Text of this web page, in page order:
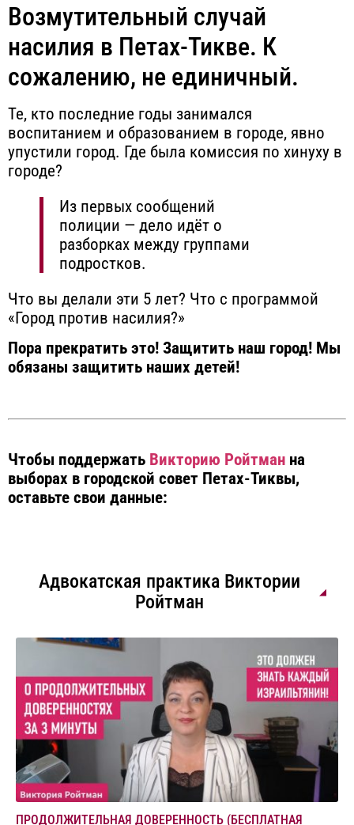
Возмутительный случай
насилия в Петах-Тикве. К
сожалению, не единичный.
Те, кто последние годы занимался
воспитанием и образованием в городе, явно
упустили город. Где была комиссия по хинуху в
городе?
Из первых сообщений
полиции — дело идёт о
разборках между группами
подростков.
Что вы делали эти 5 лет? Что с программой
«Город против насилия?»
Пора прекратить это! Защитить наш город! Мы
обязаны защитить наших детей!
Чтобы поддержать Викторию Ройтман на
выборах в городской совет Петах-Тиквы,
оставьте свои данные:
Адвокатская практика Виктории
Ройтман
ПРОДОЛЖИТЕЛЬНАЯ ДОВЕРЕННОСТЬ (БЕСПЛАТНАЯ